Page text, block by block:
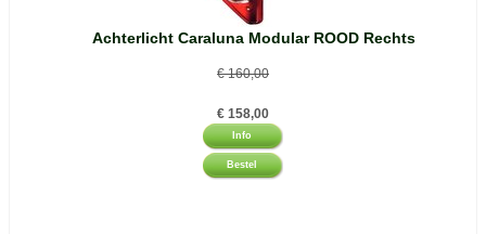
Achterlicht Caraluna Modular ROOD Rechts
€160,00
€ 158,00
Info
Bestel